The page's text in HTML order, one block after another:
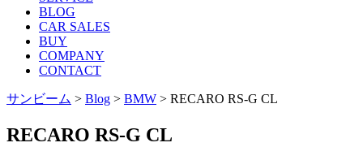
BLOG
CAR SALES
BUY
COMPANY
CONTACT
サンビーム > Blog > BMW > RECARO RS-G CL
RECARO RS-G CL